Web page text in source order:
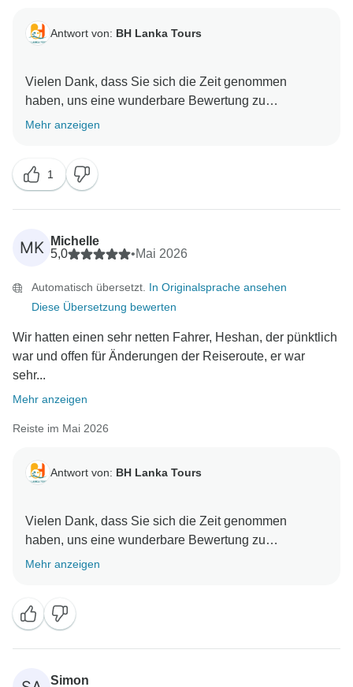
Antwort von: BH Lanka Tours
Vielen Dank, dass Sie sich die Zeit genommen
haben, uns eine wunderbare Bewertung zu
hinterlassen. Es freut uns sehr zu hören, dass Ihnen
Mehr anzeigen
1
MK
Michelle
5,0
•Mai 2026
Automatisch übersetzt. In Originalsprache ansehen
Diese Übersetzung bewerten
Wir hatten einen sehr netten Fahrer, Heshan, der pünktlich
war und offen für Änderungen der Reiseroute, er war
sehr...
Mehr anzeigen
Reiste im Mai 2026
Antwort von: BH Lanka Tours
Vielen Dank, dass Sie sich die Zeit genommen
haben, uns eine wunderbare Bewertung zu
hinterlassen. Es freut uns sehr zu hören, dass Ihnen
Mehr anzeigen
Simon